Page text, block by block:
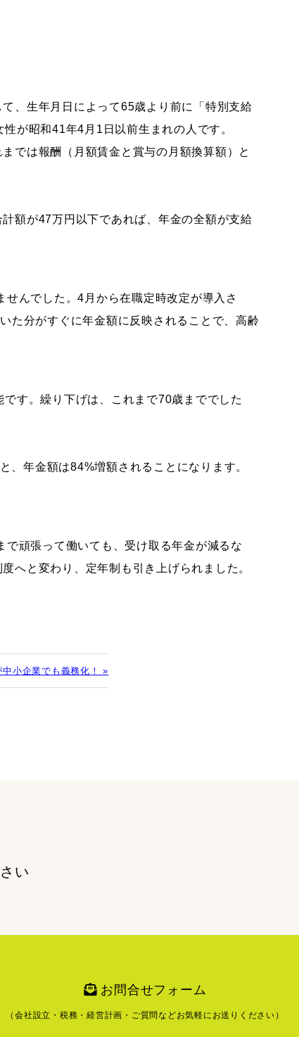
、生年月日によって65歳より前に「特別支給
が昭和41年4月1日以前生まれの人です。
では報酬（月額賃金と賞与の月額換算額）と
額が47万円以下であれば、年金の全額が支給
んでした。4月から在職定時改定が導入さ
た分がすぐに年金額に反映されることで、高齢
す。繰り下げは、これまで70歳まででした
年金額は84%増額されることになります。
頑張って働いても、受け取る年金が減るな
へと変わり、定年制も引き上げられました。
小企業でも義務化！ »
い
お問合せフォーム
（会社設立・税務・経営計画・ご質問などお気軽にお送りください）